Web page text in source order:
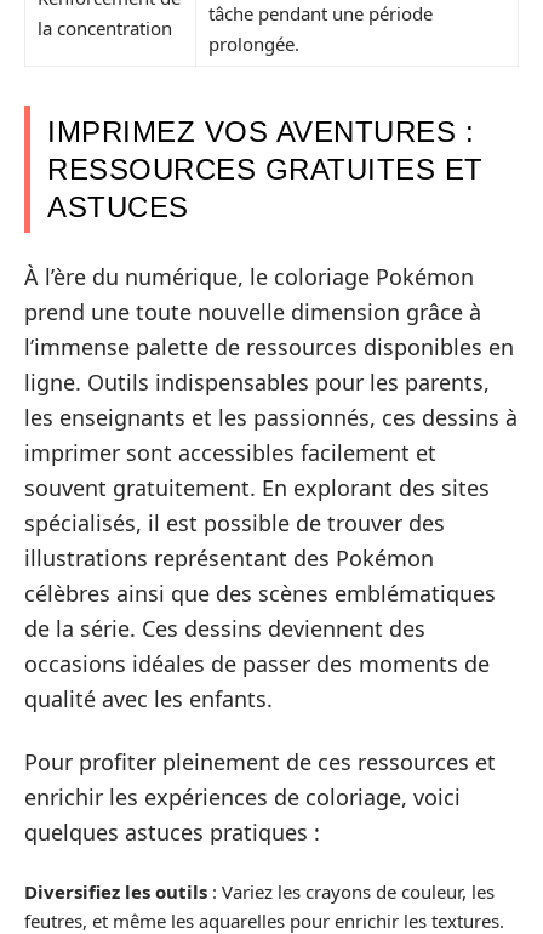
la concentration
tâche pendant une période
prolongée.
IMPRIMEZ VOS AVENTURES :
RESSOURCES GRATUITES ET
ASTUCES
À l’ère du numérique, le coloriage Pokémon
prend une toute nouvelle dimension grâce à
l’immense palette de ressources disponibles en
ligne. Outils indispensables pour les parents,
les enseignants et les passionnés, ces dessins à
imprimer sont accessibles facilement et
souvent gratuitement. En explorant des sites
spécialisés, il est possible de trouver des
illustrations représentant des Pokémon
célèbres ainsi que des scènes emblématiques
de la série. Ces dessins deviennent des
occasions idéales de passer des moments de
qualité avec les enfants.
Pour profiter pleinement de ces ressources et
enrichir les expériences de coloriage, voici
quelques astuces pratiques :
Diversifiez les outils : Variez les crayons de couleur, les
feutres, et même les aquarelles pour enrichir les textures.